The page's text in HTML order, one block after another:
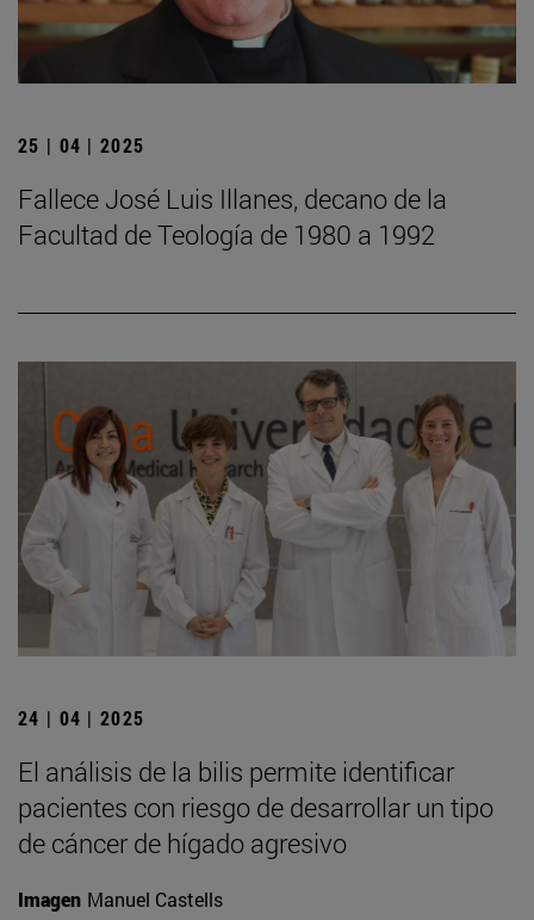
25 | 04 | 2025
Fallece José Luis Illanes, decano de la
Facultad de Teología de 1980 a 1992
24 | 04 | 2025
El análisis de la bilis permite identificar
pacientes con riesgo de desarrollar un tipo
de cáncer de hígado agresivo
Imagen Manuel Castells